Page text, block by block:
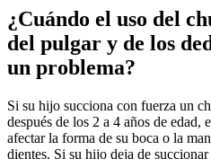
¿Cuándo el uso del
del pulgar y de los
un problema?
Si su hijo succiona con fuerza un
después de los 2 a 4 años de edad,
afectar la forma de su boca o la
dientes. Si su hijo deja de